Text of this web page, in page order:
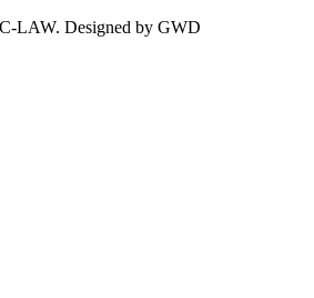
LAW. Designed by GWD